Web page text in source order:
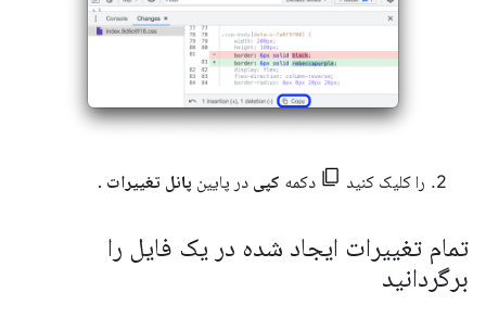
را کلیک کنید دکمه کپی در پایین پانل تغییرات .
تمام تغییرات ایجاد شده در یک فایل را
برگردانید